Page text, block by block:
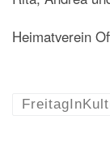
Heimatverein